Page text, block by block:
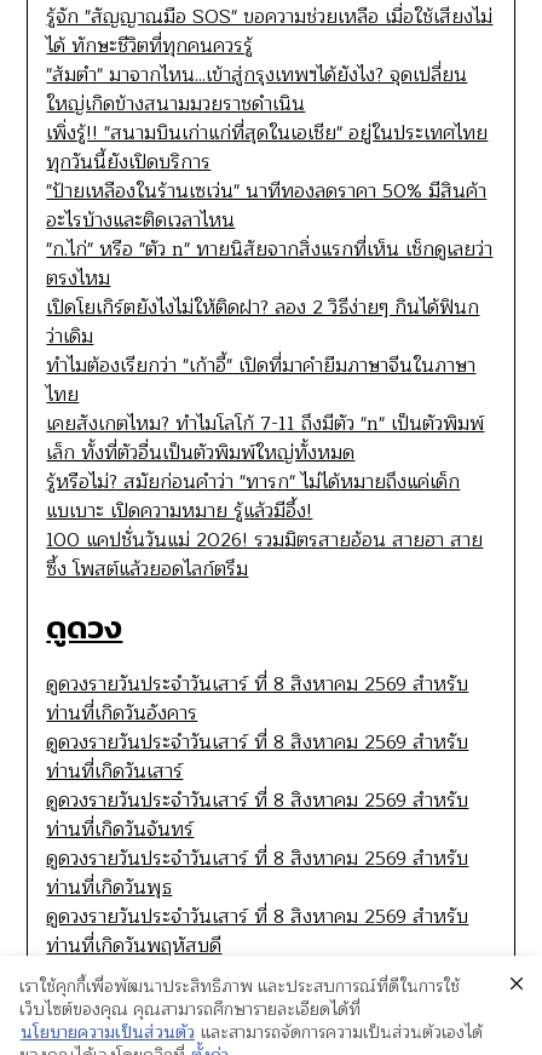
รู้จัก "สัญญาณมือ SOS" ขอความช่วยเหลือ เมื่อใช้เสียงไม่
ได้ ทักษะชีวิตที่ทุกคนควรรู้
"ส้มตำ" มาจากไหน...เข้าสู่กรุงเทพฯได้ยังไง? จุดเปลี่ยน
ใหญ่เกิดข้างสนามมวยราชดำเนิน
เพิ่งรู้!! "สนามบินเก่าแก่ที่สุดในเอเชีย" อยู่ในประเทศไทย
ทุกวันนี้ยังเปิดบริการ
"ป้ายเหลืองในร้านเซเว่น" นาทีทองลดราคา 50% มีสินค้า
อะไรบ้างและติดเวลาไหน
"ก.ไก่" หรือ "ตัว n" ทายนิสัยจากสิ่งแรกที่เห็น เช็กดูเลยว่า
ตรงไหม
เปิดโยเกิร์ตยังไงไม่ให้ติดฝา? ลอง 2 วิธีง่ายๆ กินได้ฟินก
ว่าเดิม
ทำไมต้องเรียกว่า "เก้าอี้" เปิดที่มาคำยืมภาษาจีนในภาษา
ไทย
เคยสังเกตไหม? ทำไมโลโก้ 7-11 ถึงมีตัว "n" เป็นตัวพิมพ์
เล็ก ทั้งที่ตัวอื่นเป็นตัวพิมพ์ใหญ่ทั้งหมด
รู้หรือไม่? สมัยก่อนคำว่า "ทารก" ไม่ได้หมายถึงแค่เด็ก
แบเบาะ เปิดความหมาย รู้แล้วมีอึ้ง!
100 แคปชั่นวันแม่ 2026! รวมมิตรสายอ้อน สายฮา สาย
ซึ้ง โพสต์แล้วยอดไลก์ตรึม
ดูดวง
ดูดวงรายวันประจำวันเสาร์ ที่ 8 สิงหาคม 2569 สำหรับ
ท่านที่เกิดวันอังคาร
ดูดวงรายวันประจำวันเสาร์ ที่ 8 สิงหาคม 2569 สำหรับ
ท่านที่เกิดวันเสาร์
ดูดวงรายวันประจำวันเสาร์ ที่ 8 สิงหาคม 2569 สำหรับ
ท่านที่เกิดวันจันทร์
ดูดวงรายวันประจำวันเสาร์ ที่ 8 สิงหาคม 2569 สำหรับ
ท่านที่เกิดวันพุธ
ดูดวงรายวันประจำวันเสาร์ ที่ 8 สิงหาคม 2569 สำหรับ
ท่านที่เกิดวันพฤหัสบดี
เราใช้คุกกี้เพื่อพัฒนาประสิทธิภาพ และประสบการณ์ที่ดีในการใช้
เว็บไซต์ของคุณ คุณสามารถศึกษารายละเอียดได้ที่
นโยบายความเป็นส่วนตัว และสามารถจัดการความเป็นส่วนตัวเองได้